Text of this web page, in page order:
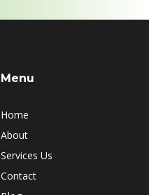
Menu
Home
About
Services Us
Contact